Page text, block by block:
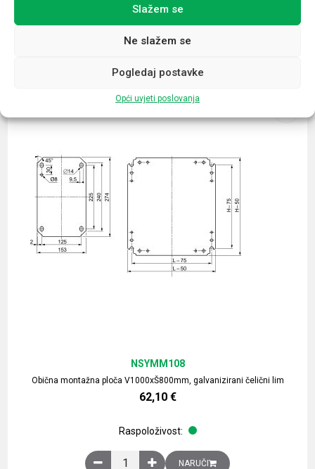
Slažem se
Ne slažem se
Pogledaj postavke
Opći uvjeti poslovanja
Obična montažna ploča V1000xŠ800mm, galvanizirani čelični lim
NSYMM108
62,10 €
Raspoloživost:
Obična montažna ploča V1000xŠ800mm,
NARUČI